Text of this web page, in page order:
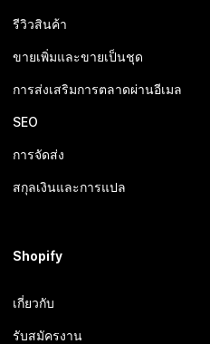
รีวิวสินค้า
ขายเพิ่มและขายเป็นชุด
การส่งเสริมการตลาดผ่านอีเมล
SEO
การจัดส่ง
สกุลเงินและการแปล
Shopify
เกี่ยวกับ
รับสมัครงาน